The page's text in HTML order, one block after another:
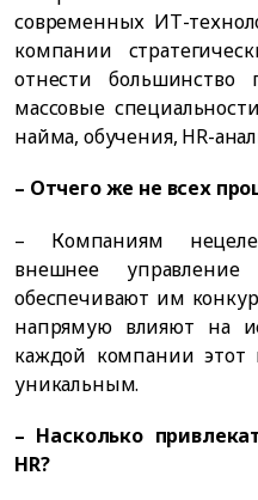
современных ИТ-
компании
отнести большинство
массовые
найма, обучения, HR-
– Отчего же не всех
– Компаниям
внешнее
обеспечивают им
напрямую влияют на
каждой компании этот
уникальным.
– Насколько
HR?